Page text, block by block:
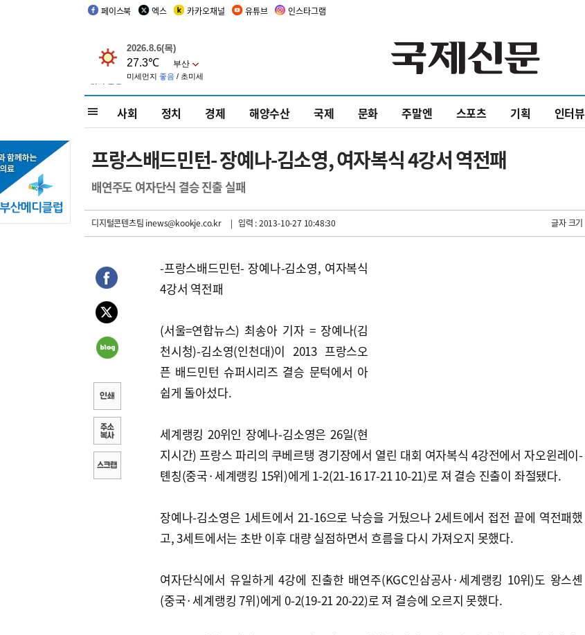
페이스북 엑스 카카오채널 유튜브 인스타그램
사회 정치 경제 해양수산 국제 문화 주말엔 스포츠 기획 인터뷰
프랑스배드민턴- 장예나-김소영, 여자복식 4강서 역전패
배연주도 여자단식 결승 진출 실패
디지털콘텐츠팀 inews@kookje.co.kr | 입력 : 2013-10-27 10:48:30 글자 크기
-프랑스배드민턴- 장예나-김소영, 여자복식
4강서 역전패
(서울=연합뉴스) 최송아 기자 = 장예나(김
천시청)-김소영(인천대)이 2013 프랑스오
픈 배드민턴 슈퍼시리즈 결승 문턱에서 아
쉽게 돌아섰다.
세계랭킹 20위인 장예나-김소영은 26일(현
지시간) 프랑스 파리의 쿠베르탱 경기장에서 열린 대회 여자복식 4강전에서 자오윈레이-
톈칭(중국·세계랭킹 15위)에게 1-2(21-16 17-21 10-21)로 져 결승 진출이 좌절됐다.
장예나-김소영은 1세트에서 21-16으로 낙승을 거뒀으나 2세트에서 접전 끝에 역전패했
고, 3세트에서는 초반 이후 대량 실점하면서 흐름을 다시 가져오지 못했다.
여자단식에서 유일하게 4강에 진출한 배연주(KGC인삼공사·세계랭킹 10위)도 왕스셴
(중국·세계랭킹 7위)에게 0-2(19-21 20-22)로 져 결승에 오르지 못했다.